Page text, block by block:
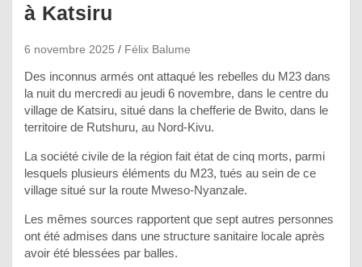
à Katsiru
6 novembre 2025 Félix Balume
Des inconnus armés ont attaqué les rebelles du M23 dans
la nuit du mercredi au jeudi 6 novembre, dans le centre du
village de Katsiru, situé dans la chefferie de Bwito, dans le
territoire de Rutshuru, au Nord-Kivu.
La société civile de la région fait état de cinq morts, parmi
lesquels plusieurs éléments du M23, tués au sein de ce
village situé sur la route Mweso-Nyanzale.
Les mêmes sources rapportent que sept autres personnes
ont été admises dans une structure sanitaire locale après
avoir été blessées par balles.